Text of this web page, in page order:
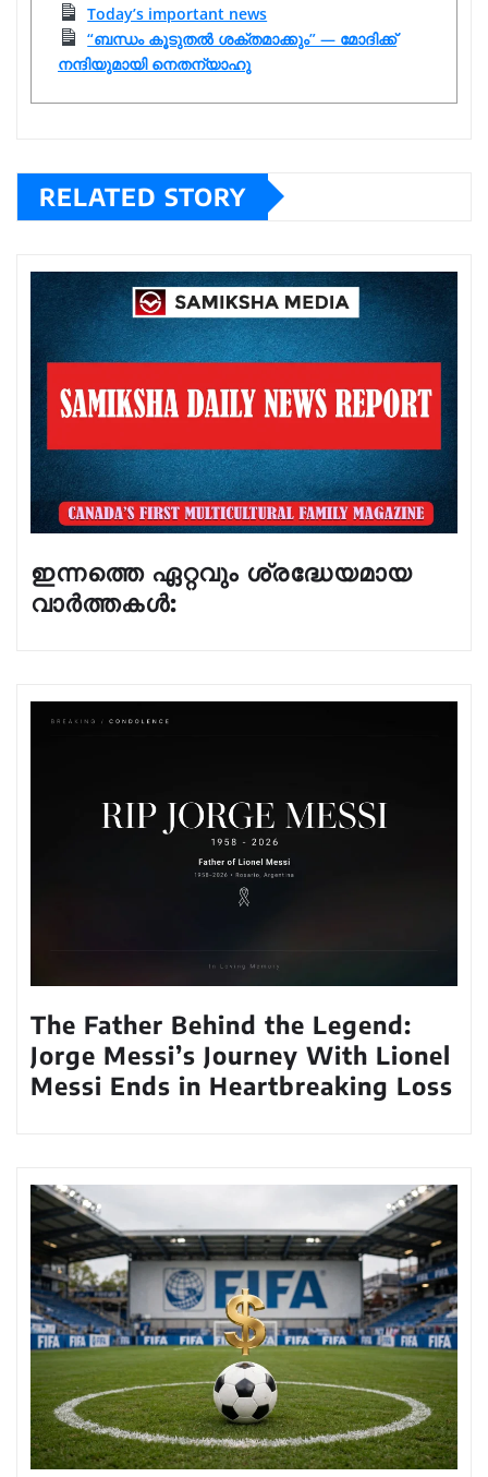
Today’s important news
“ബന്ധം കൂടുതൽ ശക്തമാക്കും” — മോദിക്ക്
നന്ദിയുമായി നെതന്യാഹു
RELATED STORY
ഇന്നത്തെ ഏറ്റവും ശ്രദ്ധേയമായ
വാർത്തകൾ:
The Father Behind the Legend:
Jorge Messi’s Journey With Lionel
Messi Ends in Heartbreaking Loss